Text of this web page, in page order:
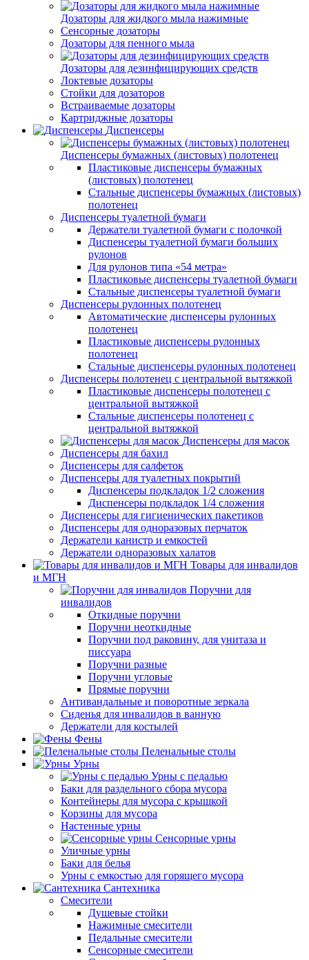
Дозаторы для жидкого мыла нажимные
Сенсорные дозаторы
Дозаторы для пенного мыла
Дозаторы для дезинфицирующих средств
Локтевые дозаторы
Стойки для дозаторов
Встраиваемые дозаторы
Картриджные дозаторы
Диспенсеры
Диспенсеры бумажных (листовых) полотенец
Пластиковые диспенсеры бумажных
(листовых) полотенец
Стальные диспенсеры бумажных (листовых)
полотенец
Диспенсеры туалетной бумаги
Держатели туалетной бумаги с полочкой
Диспенсеры туалетной бумаги больших
рулонов
Для рулонов типа «54 метра»
Пластиковые диспенсеры туалетной бумаги
Стальные диспенсеры туалетной бумаги
Диспенсеры рулонных полотенец
Автоматические диспенсеры рулонных
полотенец
Пластиковые диспенсеры рулонных
полотенец
Стальные диспенсеры рулонных полотенец
Диспенсеры полотенец с центральной вытяжкой
Пластиковые диспенсеры полотенец с
центральной вытяжкой
Стальные диспенсеры полотенец с
центральной вытяжкой
Диспенсеры для масок
Диспенсеры для бахил
Диспенсеры для салфеток
Диспенсеры для туалетных покрытий
Диспенсеры подкладок 1/2 сложения
Диспенсеры подкладок 1/4 сложения
Диспенсеры для гигиенических пакетиков
Диспенсеры для одноразовых перчаток
Держатели канистр и емкостей
Держатели одноразовых халатов
Товары для инвалидов
и МГН
Поручни для
инвалидов
Откидные поручни
Поручни неоткидные
Поручни под раковину, для унитаза и
писсуара
Поручни разные
Поручни угловые
Прямые поручни
Антивандальные и поворотные зеркала
Сиденья для инвалидов в ванную
Держатели для костылей
Фены
Пеленальные столы
Урны
Урны с педалью
Баки для раздельного сбора мусора
Контейнеры для мусора с крышкой
Корзины для мусора
Настенные урны
Сенсорные урны
Уличные урны
Баки для белья
Урны с емкостью для горящего мусора
Сантехника
Смесители
Душевые стойки
Нажимные смесители
Педальные смесители
Сенсорные смесители